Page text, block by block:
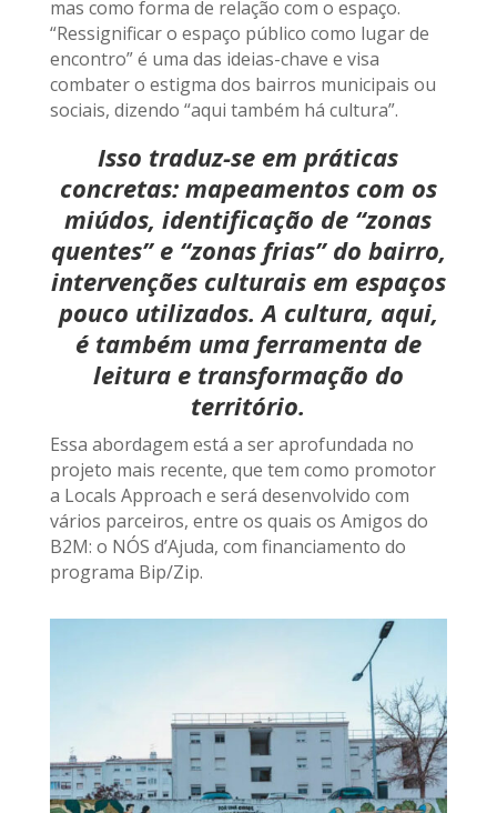
mas como forma de relação com o espaço.
“Ressignificar o espaço público como lugar de
encontro” é uma das ideias-chave e visa
combater o estigma dos bairros municipais ou
sociais, dizendo “aqui também há cultura”.
Isso traduz-se em práticas
concretas: mapeamentos com os
miúdos, identificação de “zonas
quentes” e “zonas frias” do bairro,
intervenções culturais em espaços
pouco utilizados. A cultura, aqui,
é também uma ferramenta de
leitura e transformação do
território.
Essa abordagem está a ser aprofundada no
projeto mais recente, que tem como promotor
a Locals Approach e será desenvolvido com
vários parceiros, entre os quais os Amigos do
B2M: o NÓS d’Ajuda, com financiamento do
programa Bip/Zip.